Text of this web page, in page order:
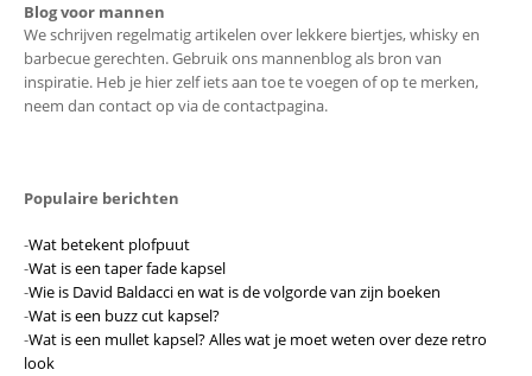
Blog voor mannen
We schrijven regelmatig artikelen over lekkere biertjes, whisky en
barbecue gerechten. Gebruik ons mannenblog als bron van
inspiratie. Heb je hier zelf iets aan toe te voegen of op te merken,
neem dan contact op via de contactpagina.
Populaire berichten
-Wat betekent plofpuut
-Wat is een taper fade kapsel
-Wie is David Baldacci en wat is de volgorde van zijn boeken
-Wat is een buzz cut kapsel?
-Wat is een mullet kapsel? Alles wat je moet weten over deze retro
look